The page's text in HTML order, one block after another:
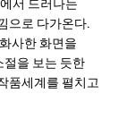
서 드러나는
으로 다가온다.
사한 화면을
절을 보는 듯한
품세계를 펼치고